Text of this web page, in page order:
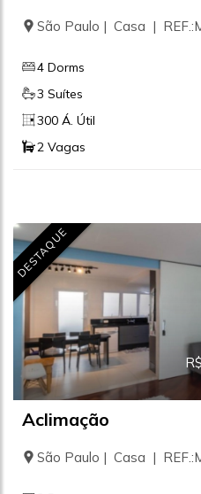
São Paulo | Casa |
4 Dorms
3 Suítes
300 Á. Útil
2 Vagas
DESTAQUE
R$
Aclimação
São Paulo | Casa |